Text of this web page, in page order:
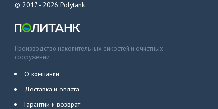
© 2017 - 2026 Polytank
Производство накопительных емкостей и очистных
сооружений
О компании
Доставка и оплата
Гарантии и возврат